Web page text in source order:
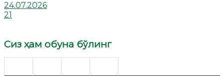
24.07.2026
21
Сиз ҳам обуна бўлинг